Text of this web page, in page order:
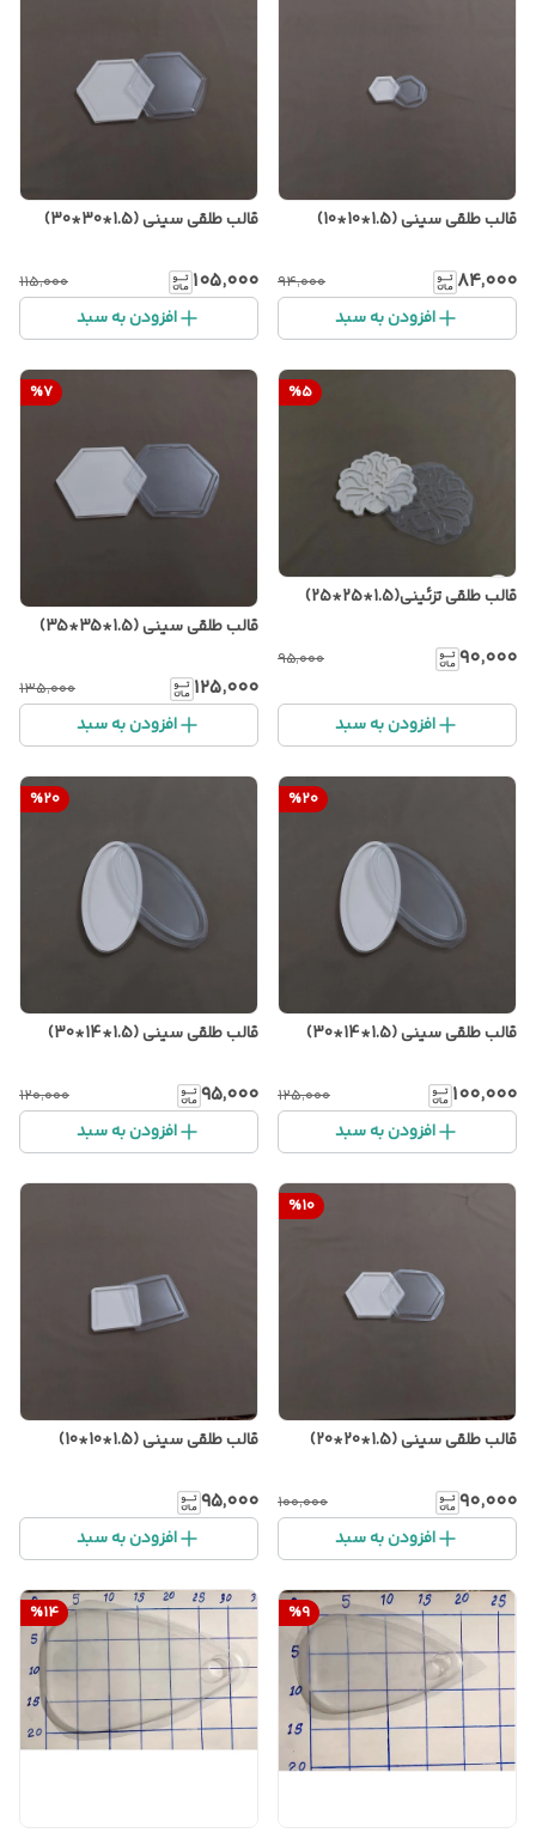
قالب طلقی سینی (1.5*10*10)
۸۴٬۰۰۰ ۹۴٬۰۰۰
افزودن به سبد
قالب طلقی سینی (1.5*30*30)
۱۰۵٬۰۰۰ ۱۱۵٬۰۰۰
افزودن به سبد
%5
قالب طلقی تزئینی(1.5*25*25)
۹۰٬۰۰۰ ۹۵٬۰۰۰
افزودن به سبد
%7
قالب طلقی سینی (1.5*35*35)
۱۲۵٬۰۰۰ ۱۳۵٬۰۰۰
افزودن به سبد
%20
قالب طلقی سینی (1.5*14*30)
۱۰۰٬۰۰۰ ۱۲۵٬۰۰۰
افزودن به سبد
%20
قالب طلقی سینی (1.5*14*30)
۹۵٬۰۰۰ ۱۲۰٬۰۰۰
افزودن به سبد
%10
قالب طلقی سینی (1.5*20*20)
۹۰٬۰۰۰ ۱۰۰٬۰۰۰
افزودن به سبد
قالب طلقی سینی (1.5*10*10)
۹۵٬۰۰۰
افزودن به سبد
%9
%14